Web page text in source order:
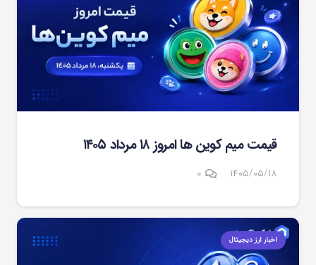
قیمت میم کوین‌ ها امروز ۱۸ مرداد ۱۴۰۵
۱۴۰۵/۰۵/۱۸ ۰
اخبار ارز دیجیتال